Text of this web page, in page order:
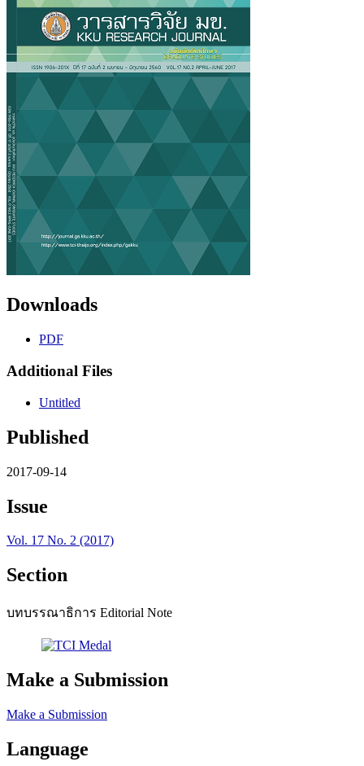
Downloads
PDF
Additional Files
Untitled
Published
2017-09-14
Issue
Vol. 17 No. 2 (2017)
Section
บทบรรณาธิการ Editorial Note
Make a Submission
Make a Submission
Language